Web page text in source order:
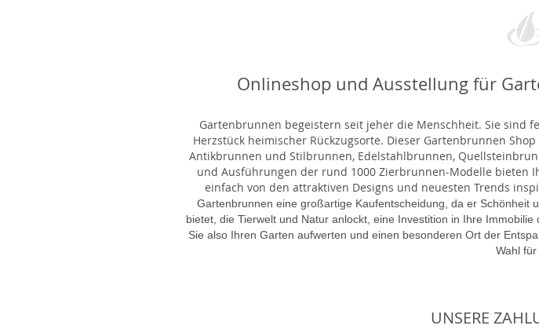
Onlineshop und Ausstellung für
Gartenbrunnen begeistern seit jeher die Menschheit. Sie sind
Herzstück heimischer Rückzugsorte. Dieser Gartenbrunnen
Antikbrunnen und Stilbrunnen, Edelstahlbrunnen,
und Ausführungen der rund 1000 Zierbrunnen-Modelle bieten
einfach von den attraktiven Designs und neuesten Trends
Gartenbrunnen eine großartige Kaufentscheidung, da er Schönheit
bietet, die Tierwelt und Natur anlockt, eine Investition in Ihre
Sie also Ihren Garten aufwerten und einen besonderen Ort der
Wahl für
UNSERE